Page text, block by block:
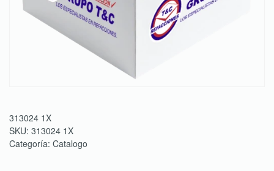
313024 1X
SKU: 313024 1X
Categoría: Catalogo